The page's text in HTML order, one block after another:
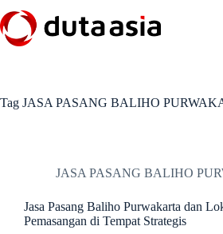
to
content
Tag JASA PASANG BALIHO
JASA PASANG BALIHO
Jasa Pasang Baliho Purwakarta dan
Pemasangan di Tempat Strategis